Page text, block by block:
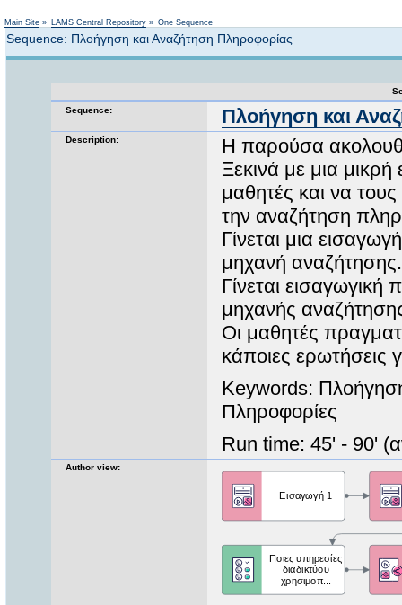
Main Site » LAMS Central Repository » One Sequence
Sequence: Πλοήγηση και Αναζήτηση Πληροφορίας
Sequence:
Πλοήγηση και
Description:
Η παρούσα
Ξεκινά με μια
μαθητές και να τους
την αναζήτηση
Γίνεται μια
μηχανή αναζήτησης.
Γίνεται
μηχανής
Οι μαθητές
κάποιες ερωτήσεις
Keywords:
Πληροφορίες
Run time: 45' - 90'
Author view: